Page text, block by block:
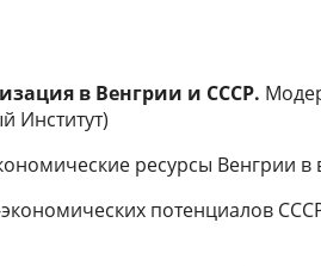
в Венгрии и СССР.
Институт)
ресурсы Венгрии в
потенциалов